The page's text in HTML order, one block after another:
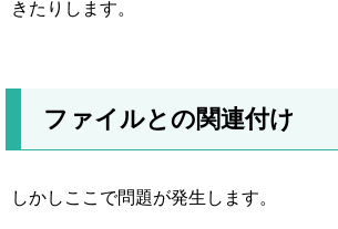
きたりします。
ファイルとの関連付け
しかしここで問題が発生します。